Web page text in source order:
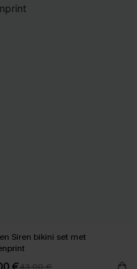
Siren bikini set met